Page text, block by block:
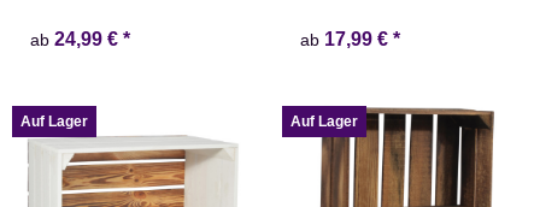
ab 24,99 € * ab 17,99 € *
Auf Lager Auf Lager